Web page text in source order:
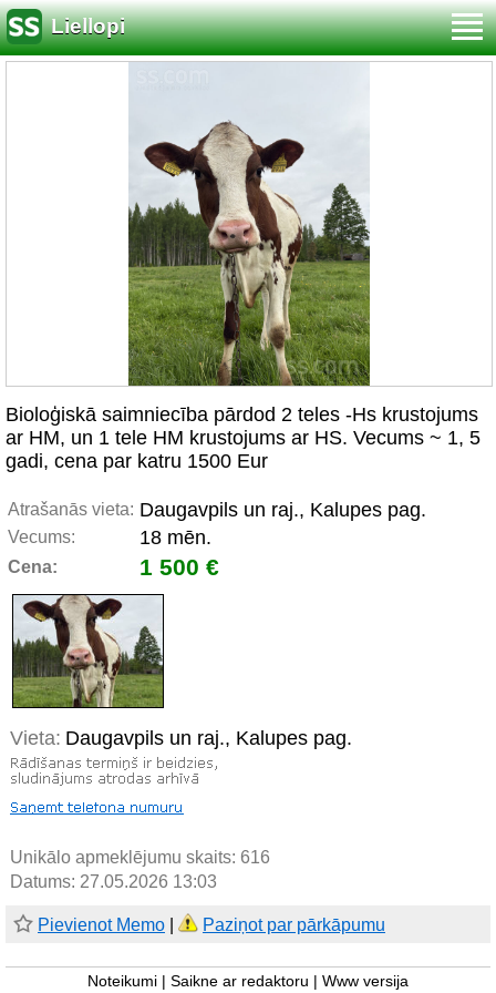
Liellopi
Bioloģiskā saimniecība pārdod 2 teles -Hs krustojums
ar HM, un 1 tele HM krustojums ar HS. Vecums ~ 1, 5
gadi, cena par katru 1500 Eur
Atrašanās vieta: Daugavpils un raj., Kalupes pag.
Vecums: 18 mēn.
Cena: 1 500 €
Vieta: Daugavpils un raj., Kalupes pag.
Unikālo apmeklējumu skaits: 616
Datums: 27.05.2026 13:03
Pievienot Memo Paziņot par pārkāpumu
Noteikumi Saikne ar redaktoru Www versija